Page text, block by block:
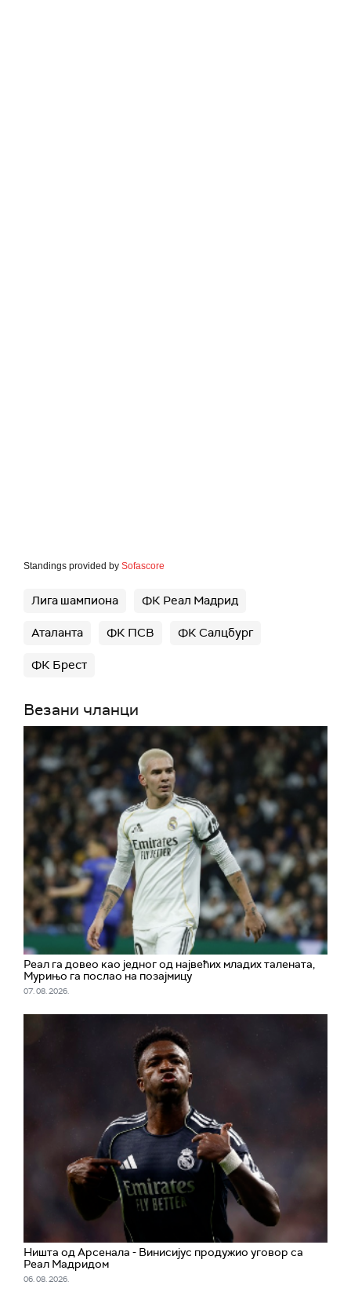
Standings provided by Sofascore
Лига шампиона ФК Реал Мадрид
Аталанта ФК ПСВ ФК Салцбург
ФК Брест
Везани чланци
Реал га довео као једног од највећих младих талената,
Мурињо га послао на позајмицу
07. 08. 2026.
Ништа од Арсенала - Винисијус продужио уговор са
Реал Мадридом
06. 08. 2026.